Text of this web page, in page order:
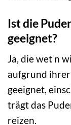
Ist die
geeignet?
Ja, die wet n
aufgrund
geeignet,
trägt das
reizen.